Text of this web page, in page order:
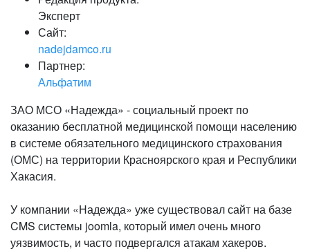
Эксперт
Сайт:
nadejdamco.ru
Партнер:
Альфатим
ЗАО МСО «Надежда» - социальный проект по
оказанию бесплатной медицинской помощи населению
в системе обязательного медицинского страхования
(ОМС) на территории Красноярского края и Республики
Хакасия.
У компании «Надежда» уже существовал сайт на базе
CMS системы joomla, который имел очень много
уязвимость, и часто подвергался атакам хакеров.